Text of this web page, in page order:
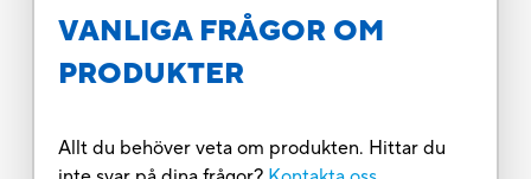
VANLIGA FRÅGOR OM
PRODUKTER
Allt du behöver veta om produkten. Hittar du